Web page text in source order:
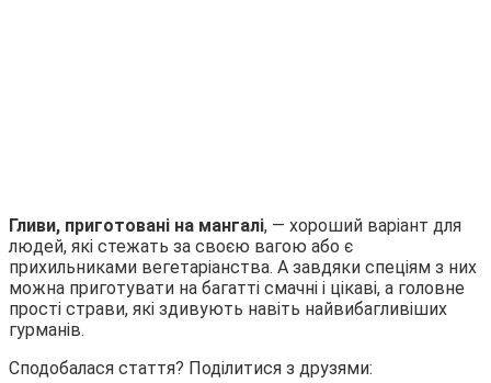
Гливи, приготовані на мангалі, — хороший варіант для
людей, які стежать за своєю вагою або є
прихильниками вегетаріанства. А завдяки спеціям з них
можна приготувати на багатті смачні і цікаві, а головне
прості страви, які здивують навіть найвибагливіших
гурманів.
Сподобалася стаття? Поділитися з друзями: